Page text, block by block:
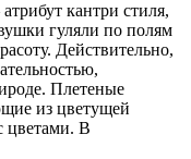
кантри стиля,
гуляли по полям
Действительно,
Плетеные
из цветущей
цветами. В